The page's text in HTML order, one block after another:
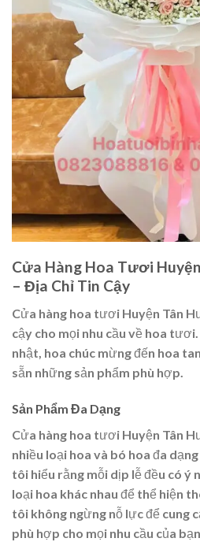
Cửa Hàng Hoa Tươi
– Địa Chỉ Tin Cậy
Cửa hàng hoa tươi Huyện Tân
cậy cho mọi nhu cầu về hoa
nhật, hoa chúc mừng đến hoa
sẵn những sản phẩm phù hợp.
Sản Phẩm Đa Dạng
Cửa hàng hoa tươi Huyện Tân
nhiều loại hoa và bó hoa đa
tôi hiểu rằng mỗi dịp lễ đều có ý
loại hoa khác nhau để thể hiện
tôi không ngừng nỗ lực để cung
phù hợp cho mọi nhu cầu của